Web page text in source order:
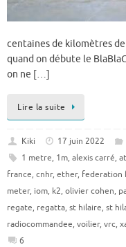
centaines de kilomètres
quand on débute le
on ne […]
Lire la suite
Kiki 17 juin 2022
1 metre, 1m, alexis carré,
france, cnhr, ether, federation
meter, iom, k2, olivier cohen,
regate, regatta, st hilaire, st
radiocommandee, voilier, vrc,
6